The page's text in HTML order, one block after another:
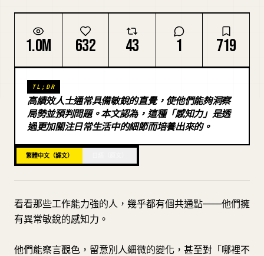
提示詞
定價
下載
部落格
更新
1.0M 632 43 1 719
TL;DR
高績效人士通常具備敏銳的直覺，使他們能夠洞察
局勢並預判問題。本文認為，這種「感知力」是透
過更加關注日常生活中的細節而培養出來的。
繁體中文（譯文）
看看那些工作能力強的人，幾乎都有個共通點——他們擁
有異常敏銳的感知力。
他們能察言觀色，留意別人細微的變化，甚至對「哪裡不